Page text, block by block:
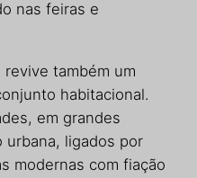
nas feiras e
também um
habitacional.
em grandes
ligados por
modernas com fiação